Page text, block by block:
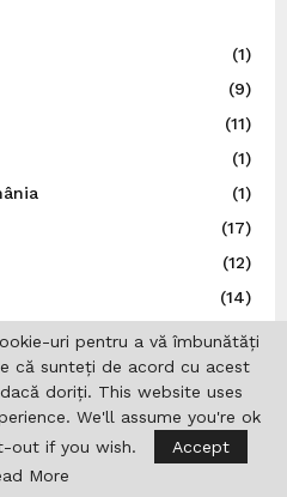
(1)
(9)
(11)
(1)
(1)
(17)
(12)
(14)
(236)
(4)
(16)
(19)
uri pentru a vă îmbunătăți
că sunteți de acord cu acest
doriți. This website uses
We'll assume you're ok
out if you wish.
Accept
More